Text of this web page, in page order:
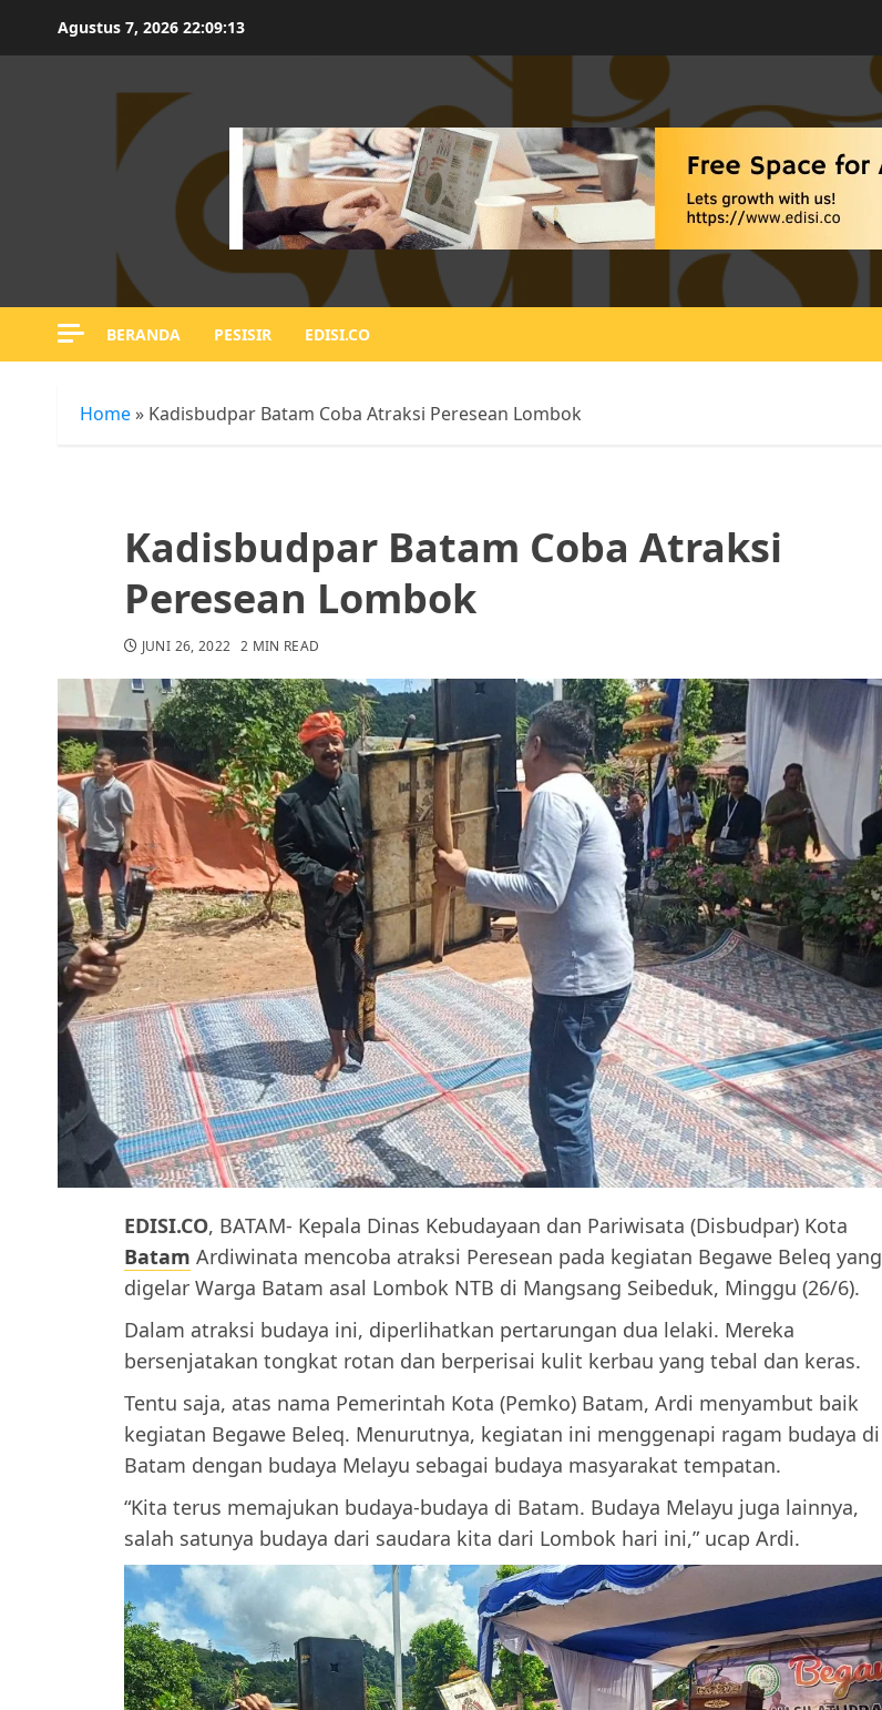
Agustus 7, 2026 22:09:15
BERANDA PESISIR EDISI.CO
Home » Kadisbudpar Batam Coba Atraksi Peresean Lombok
Kadisbudpar Batam Coba Atraksi
Peresean Lombok
JUNI 26, 2022 2 MIN READ
EDISI.CO, BATAM- Kepala Dinas Kebudayaan dan Pariwisata (Disbudpar) Kota
Batam Ardiwinata mencoba atraksi Peresean pada kegiatan Begawe Beleq yang
digelar Warga Batam asal Lombok NTB di Mangsang Seibeduk, Minggu (26/6).
Dalam atraksi budaya ini, diperlihatkan pertarungan dua lelaki. Mereka
bersenjatakan tongkat rotan dan berperisai kulit kerbau yang tebal dan keras.
Tentu saja, atas nama Pemerintah Kota (Pemko) Batam, Ardi menyambut baik
kegiatan Begawe Beleq. Menurutnya, kegiatan ini menggenapi ragam budaya di
Batam dengan budaya Melayu sebagai budaya masyarakat tempatan.
“Kita terus memajukan budaya-budaya di Batam. Budaya Melayu juga lainnya,
salah satunya budaya dari saudara kita dari Lombok hari ini,” ucap Ardi.